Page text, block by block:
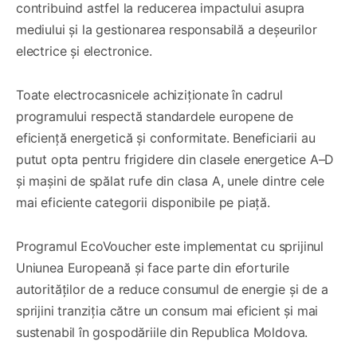
contribuind astfel la reducerea impactului asupra
mediului și la gestionarea responsabilă a deșeurilor
electrice și electronice.
Toate electrocasnicele achiziționate în cadrul
programului respectă standardele europene de
eficiență energetică și conformitate. Beneficiarii au
putut opta pentru frigidere din clasele energetice A–D
și mașini de spălat rufe din clasa A, unele dintre cele
mai eficiente categorii disponibile pe piață.
Programul EcoVoucher este implementat cu sprijinul
Uniunea Europeană și face parte din eforturile
autorităților de a reduce consumul de energie și de a
sprijini tranziția către un consum mai eficient și mai
sustenabil în gospodăriile din Republica Moldova.